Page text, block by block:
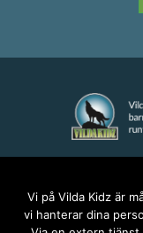
Vi på Vilda Kidz är
vi hanterar dina